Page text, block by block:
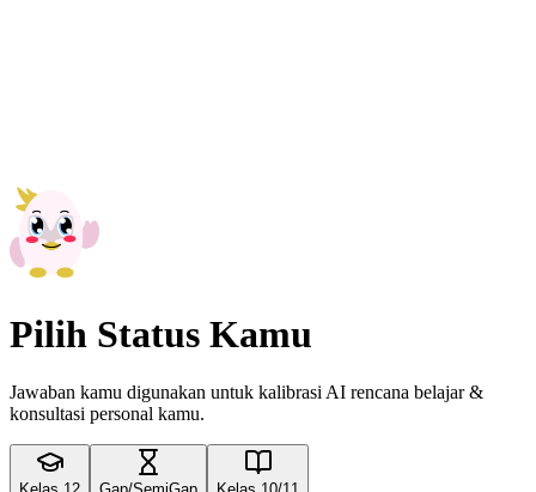
Pilih Status Kamu
Jawaban kamu digunakan untuk kalibrasi AI rencana belajar &
konsultasi personal kamu.